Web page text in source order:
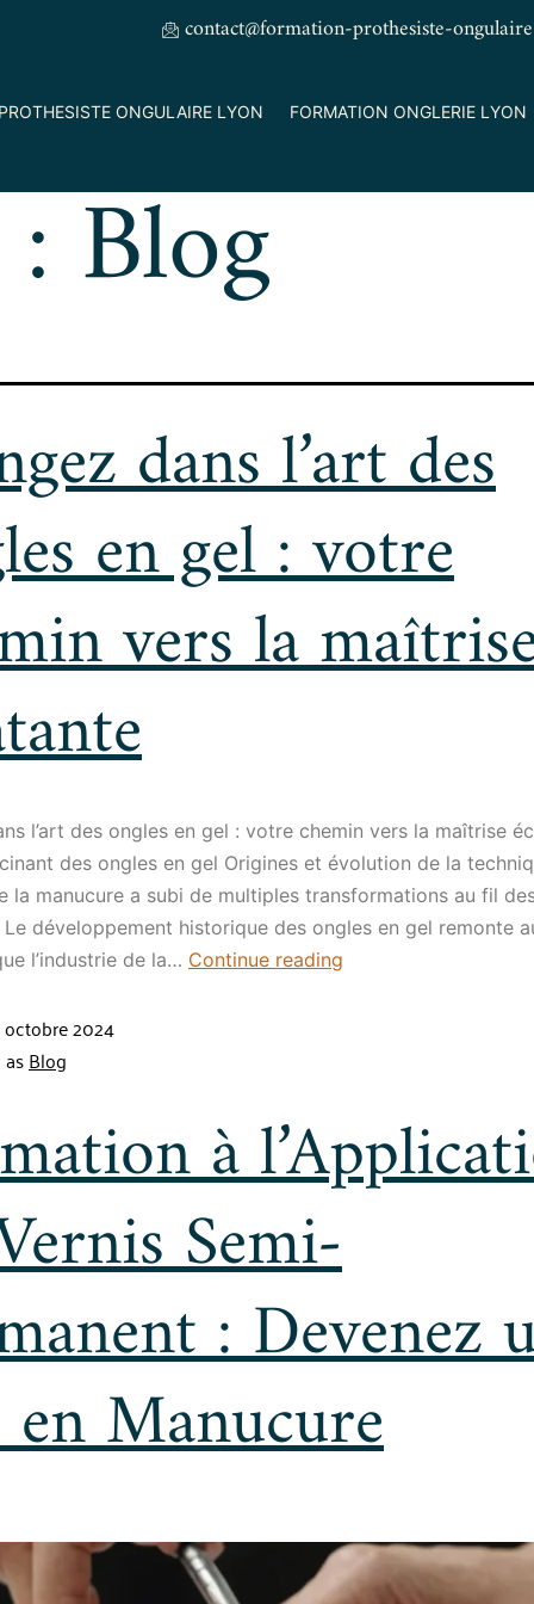
contact@formation-prothesiste-
ONGULAIRE LYON FORMATION ONGLERIE LYON
:Blog
dans l’art des
en gel : votre
vers la
l’art des ongles en gel : votre chemin vers la maîtrise
des ongles en gel Origines et évolution de la
la manucure a subi de multiples transformations au fil
Le développement historique des ongles en gel remonte
l’industrie de la… Continue reading
2024
Blog
à
Semi-
: Devenez
Manucure